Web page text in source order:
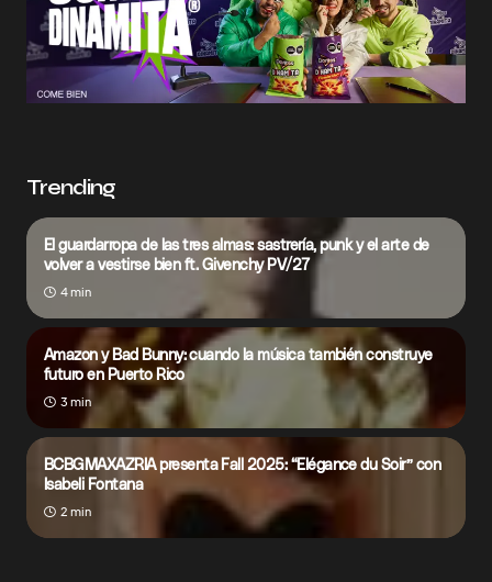
Trending
El guardarropa de las tres almas: sastrería, punk y el arte de
volver a vestirse bien ft. Givenchy PV/27
4 min
Amazon y Bad Bunny: cuando la música también construye
futuro en Puerto Rico
3 min
BCBGMAXAZRIA presenta Fall 2025: “Elégance du Soir” con
Isabeli Fontana
2 min